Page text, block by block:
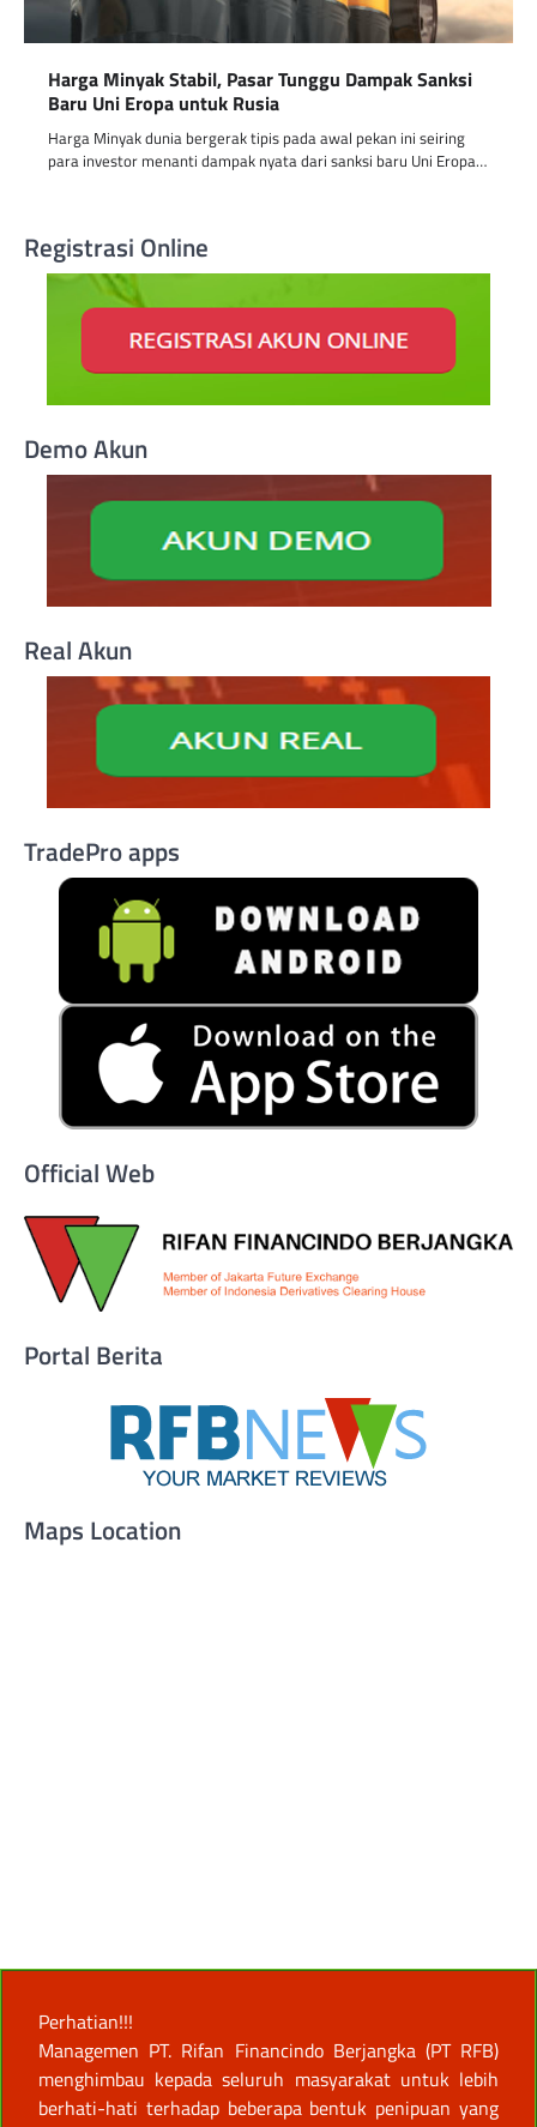
Harga Minyak Stabil, Pasar Tunggu Dampak Sanksi
Baru Uni Eropa untuk Rusia
Harga Minyak dunia bergerak tipis pada awal pekan ini seiring
para investor menanti dampak nyata dari sanksi baru Uni Eropa…
Registrasi Online
Demo Akun
Real Akun
TradePro apps
Official Web
Portal Berita
Maps Location
Perhatian!!!
Managemen PT. Rifan Financindo Berjangka (PT RFB)
menghimbau kepada seluruh masyarakat untuk lebih
berhati-hati terhadap beberapa bentuk penipuan yang